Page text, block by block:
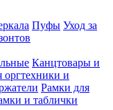
Пуфы Уход за
Канцтовары и
оргтехники и
Рамки для
и таблички